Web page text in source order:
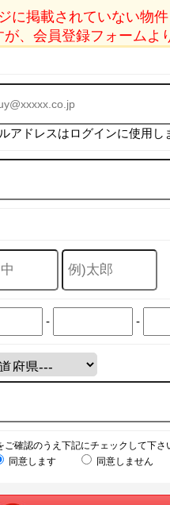
に掲載されていない物件
、会員登録フォームよ
アドレスはログインに使用し
- -
ご確認のうえ下記にチェックして下さ
同意します
同意しません